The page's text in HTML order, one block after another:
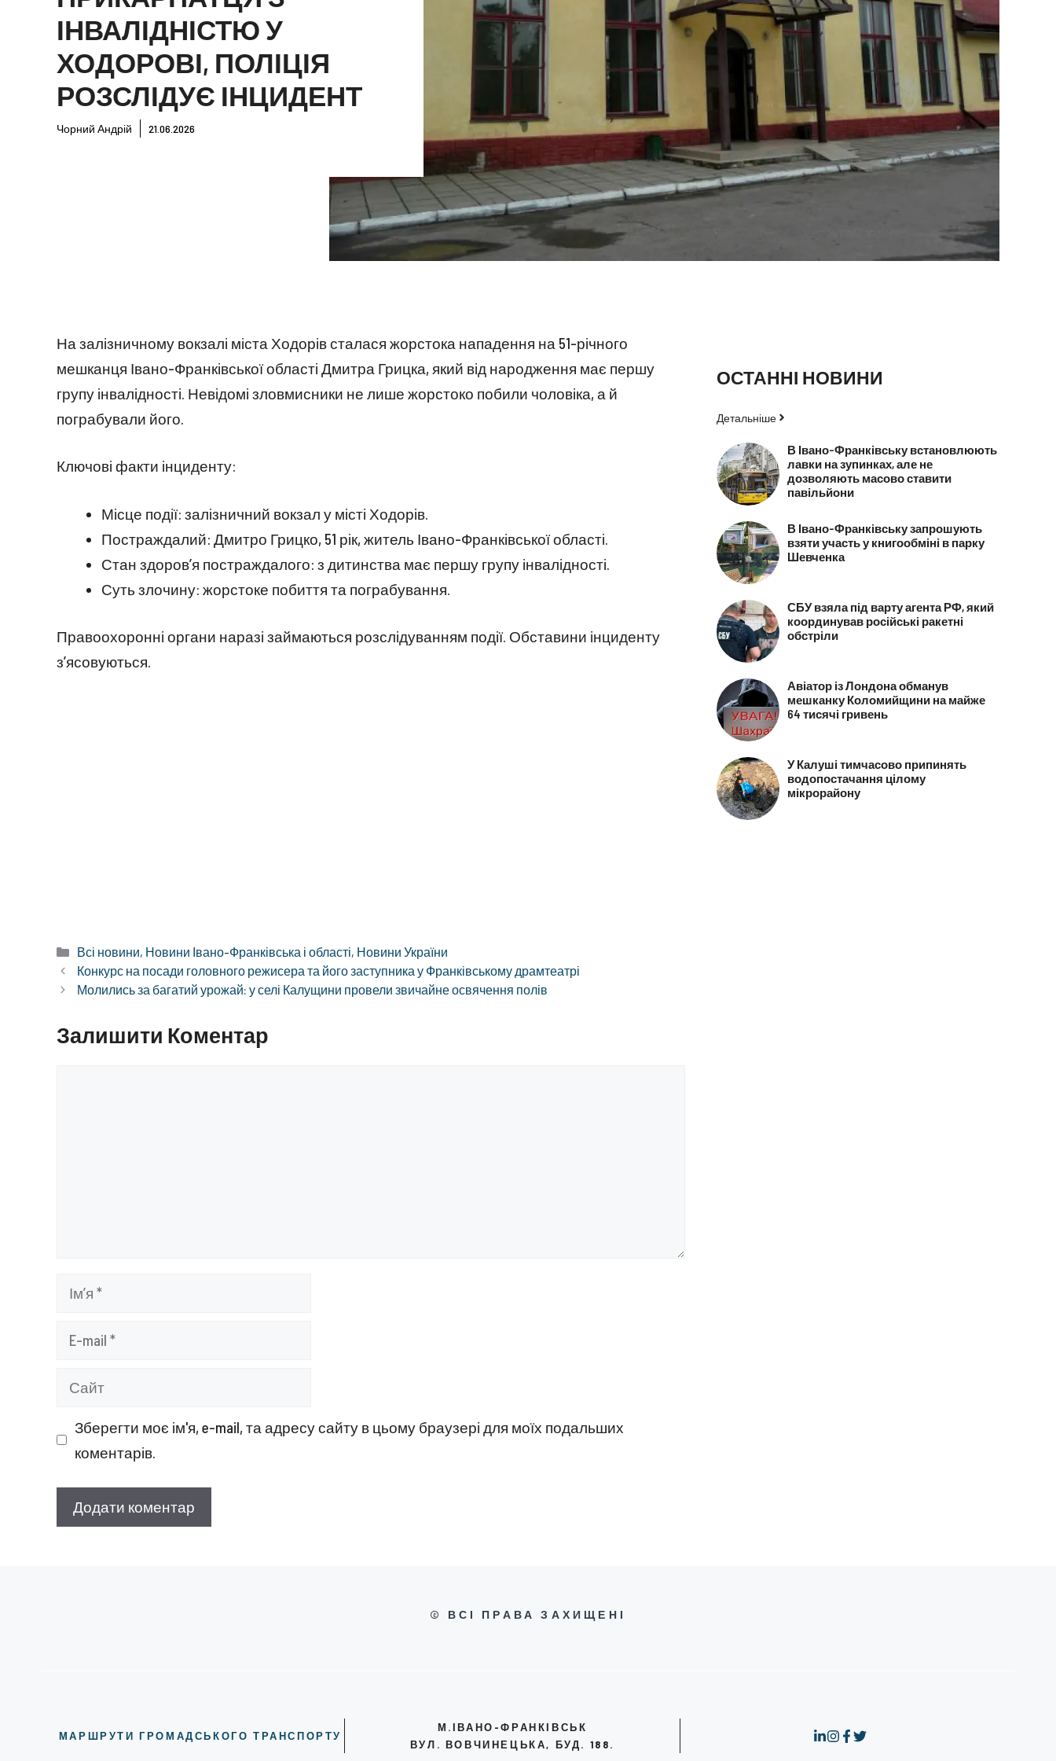
ІНВАЛІДНІСТЮ У
ХОДОРОВІ, ПОЛІЦІЯ
РОЗСЛІДУЄ ІНЦИДЕНТ
Чорний Андрій 21.06.2026
На залізничному вокзалі міста Ходорів сталася жорстока нападення на 51-річного
мешканця Івано-Франківської області Дмитра Грицка, який від народження має першу
групу інвалідності. Невідомі зловмисники не лише жорстоко побили чоловіка, а й
пограбували його.
Ключові факти інциденту:
Місце події: залізничний вокзал у місті Ходорів.
Постраждалий: Дмитро Грицко, 51 рік, житель Івано-Франківської області.
Стан здоров’я постраждалого: з дитинства має першу групу інвалідності.
Суть злочину: жорстоке побиття та пограбування.
Правоохоронні органи наразі займаються розслідуванням події. Обставини інциденту
з’ясовуються.
Категорії
Всі новини, Новини Івано-Франківська і області, Новини України
Конкурс на посади головного режисера та його заступника у Франківському драмтеатрі
Молились за багатий урожай: у селі Калущини провели звичайне освячення полів
Залишити Коментар
Ім’я
Сайт
Зберегти моє ім'я, e-mail, та адресу сайту в цьому браузері для моїх подальших
коментарів.
ОСТАННІ НОВИНИ
Детальніше
В Івано-Франківську встановлюють
лавки на зупинках, але не
дозволяють масово ставити
павільйони
В Івано-Франківську запрошують
взяти участь у книгообміні в парку
Шевченка
СБУ взяла під варту агента РФ, який
координував російські ракетні
обстріли
Авіатор із Лондона обманув
мешканку Коломийщини на майже
64 тисячі гривень
У Калуші тимчасово припинять
водопостачання цілому
мікрорайону
© ВСІ ПРАВА ЗАХИЩЕНІ
МАРШРУТИ ГРОМАДСЬКОГО ТРАНСПОРТУ
М.ІВАНО-ФРАНКІВСЬК
ВУЛ. ВОВЧИНЕЦЬКА, БУД. 188.